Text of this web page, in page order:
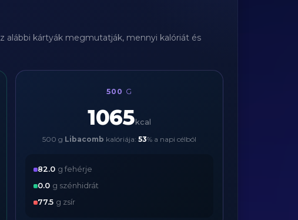
alábbi kártyák megmutatják, mennyi kalóriát és
500 G
1065 kcal
500 g Libacomb kalóriája: 53% a napi célból
82.0 g fehérje
0.0 g szénhidrát
77.5 g zsír